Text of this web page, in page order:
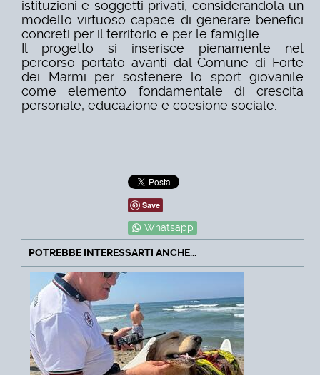
istituzioni e soggetti privati, considerandola un
modello virtuoso capace di generare benefici
concreti per il territorio e per le famiglie.
Il progetto si inserisce pienamente nel
percorso portato avanti dal Comune di Forte
dei Marmi per sostenere lo sport giovanile
come elemento fondamentale di crescita
personale, educazione e coesione sociale.
Save
Whatsapp
POTREBBE INTERESSARTI ANCHE...